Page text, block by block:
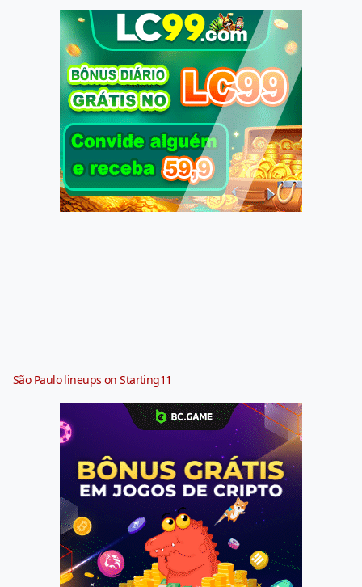
São Paulo lineups on Starting11